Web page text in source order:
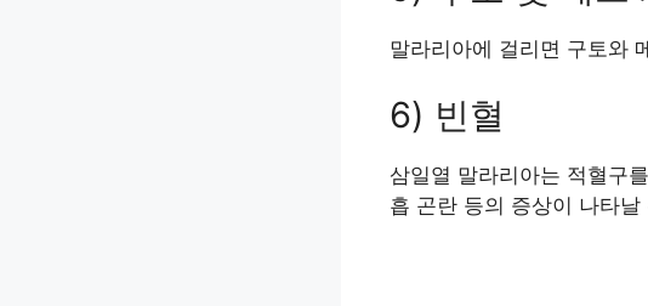
말라리아에 걸리면 구토와
6) 빈혈
삼일열 말라리아는 적혈구
흡 곤란 등의 증상이 나타날